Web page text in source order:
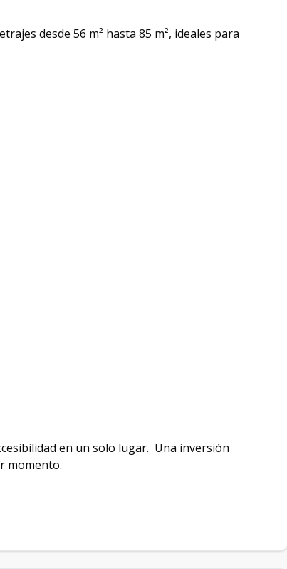
desde 56 m² hasta 85 m², ideales para
en un solo lugar. Una inversión
momento.